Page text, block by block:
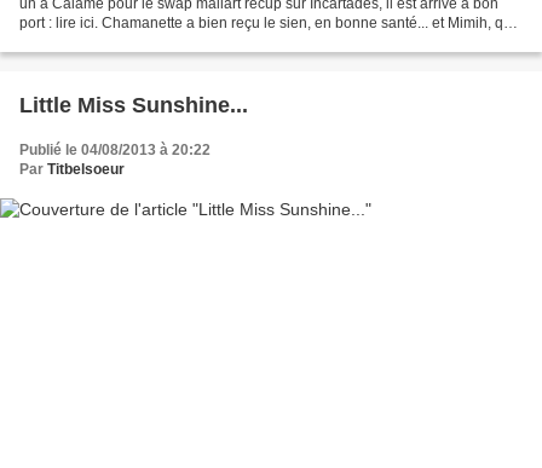
port : lire ici. Chamanette a bien reçu le sien, en bonne santé... et Mimih, que
Little Miss Sunshine...
Publié le 04/08/2013 à 20:22
Par Titbelsoeur